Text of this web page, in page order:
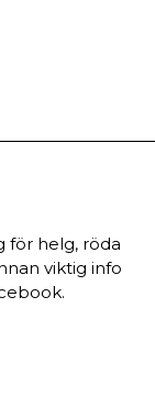
för helg, röda
viktig info